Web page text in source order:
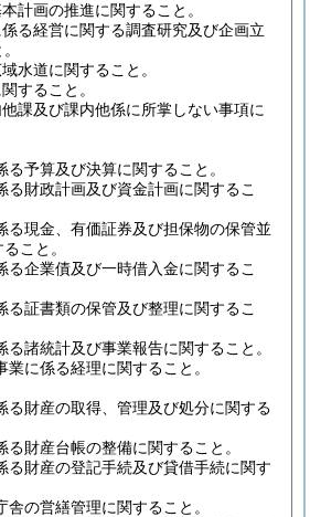
計画の推進に関すること。
る経営に関する調査研究及び企画立
水道に関すること。
すること。
課及び課内他係に所掌しない事項に
予算及び決算に関すること。
財政計画及び資金計画に関するこ
現金、有価証券及び担保物の保管並
こと。
企業債及び一時借入金に関するこ
証書類の保管及び整理に関するこ
諸統計及び事業報告に関すること。
に係る経理に関すること。
財産の取得、管理及び処分に関する
財産台帳の整備に関すること。
財産の登記手続及び貸借手続に関す
の営繕管理に関すること。